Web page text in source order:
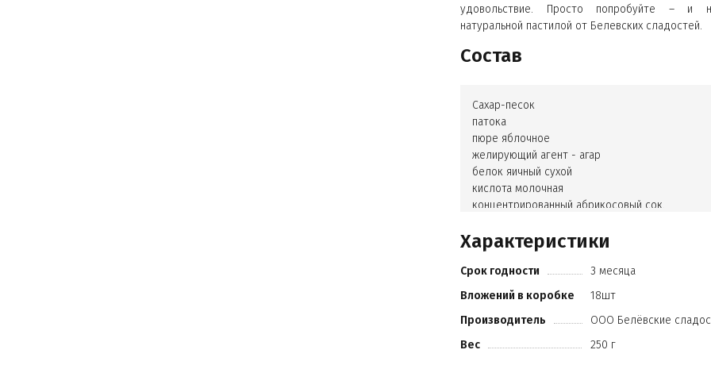
удовольствие. Просто попробуйте – и
натуральной пастилой от Белевских сладостей.
Состав
Сахар-песок
патока
пюре яблочное
желирующий агент - агар
белок яичный сухой
кислота молочная
концентрированный абрикосовый сок.
Характеристики
Срок годности
3 месяца
Вложений в коробке
18шт
Производитель
ООО Белёвские
Вес
250 г